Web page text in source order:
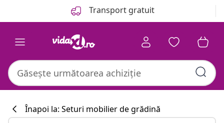
Transport gratuit
Înapoi la: Seturi mobilier de grădină